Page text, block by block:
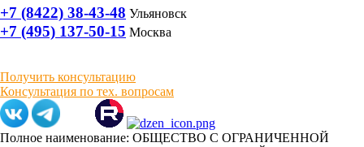
+7 (8422) 38-43-48 Ульяновск
+7 (495) 137-50-15 Москва
Получить консультацию
Консультация по тех. вопросам
Полное наименование: ОБЩЕСТВО С ОГРАНИЧЕННОЙ